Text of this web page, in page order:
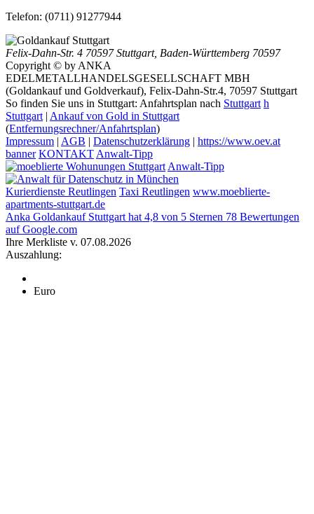
Telefon: (0711) 91277944
Felix-Dahn-Str. 4 70597 Stuttgart, Baden-Württemberg 70597
Copyright © by ANKA
EDELMETALLHANDELSGESELLSCHAFT MBH
(Goldankauf und Goldverkauf), Felix-Dahn-Str.4, 70597 Stuttgart
So finden Sie uns in Stuttgart: Anfahrtsplan nach Stuttgart h
Stuttgart | Ankauf von Gold in Stuttgart
(Entfernungsrechner/Anfahrtsplan)
Impressum | AGB | Datenschutzerklärung | https://www.oev.at
banner KONTAKT Anwalt-Tipp
Anwalt-Tipp
Kurierdienste Reutlingen Taxi Reutlingen www.moeblierte-
apartments-stuttgart.de
Anka Goldankauf Stuttgart hat 4,8 von 5 Sternen 78 Bewertungen
auf Google.com
Ihre Merkliste v. 07.08.2026
Auszahlung:
Euro